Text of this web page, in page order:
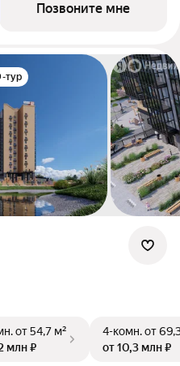
Позвоните мне
тур
от 54,7 м²
млн ₽
4-комн.от
от 10,3 млн ₽